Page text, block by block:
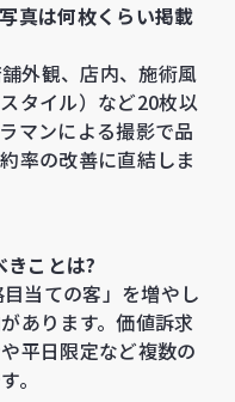
真は何枚くらい掲載
外観、店内、施術風
タイル）など20枚以
マンによる撮影で品
率の改善に直結しま
ことは?
当ての客」を増やし
あります。価値訴求
平日限定など複数の
。